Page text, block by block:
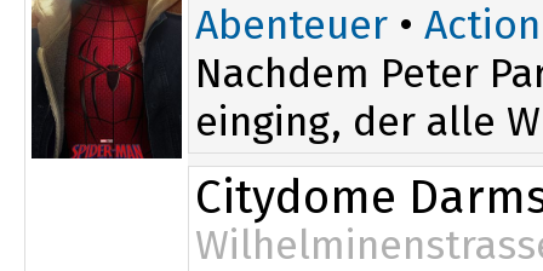
Abenteuer • Action
Nachdem Peter
einging, der alle
Citydome